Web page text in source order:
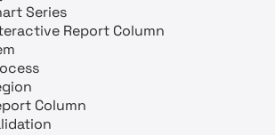
Series
Report Column
Column